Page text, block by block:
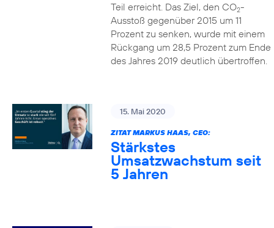
Teil erreicht. Das Ziel, den CO2-
Ausstoß gegenüber 2015 um 11
Prozent zu senken, wurde mit einem
Rückgang um 28,5 Prozent zum Ende
des Jahres 2019 deutlich übertroffen.
15. Mai 2020
ZITAT MARKUS HAAS, CEO:
Stärkstes
Umsatzwachstum seit
5 Jahren